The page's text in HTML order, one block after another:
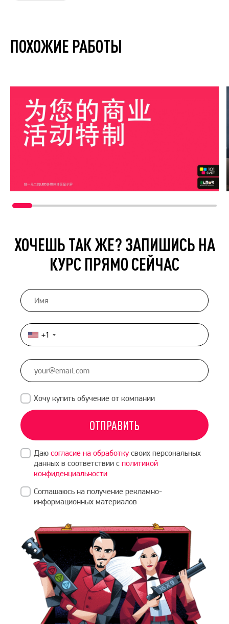
ПОХОЖИЕ РАБОТЫ
ХОЧЕШЬ ТАК ЖЕ? ЗАПИШИСЬ НА
КУРС ПРЯМО СЕЙЧАС
United
States
+1
+1
Хочу купить обучение от компании
ОТПРАВИТЬ
Даю согласие на обработкусвоих персональных
данных в соответствии с политикой
конфиденциальности
Соглашаюсь на получение рекламно-
информационных материалов